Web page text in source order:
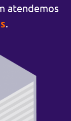
atendemos
.